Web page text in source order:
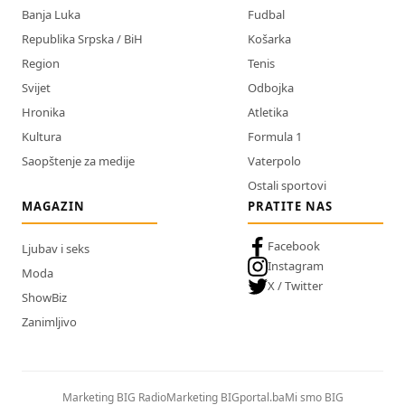
Banja Luka
Republika Srpska / BiH
Region
Svijet
Hronika
Kultura
Saopštenje za medije
Fudbal
Košarka
Tenis
Odbojka
Atletika
Formula 1
Vaterpolo
Ostali sportovi
MAGAZIN
Ljubav i seks
Moda
ShowBiz
Zanimljivo
PRATITE NAS
Facebook
Instagram
X / Twitter
Marketing BIG RadioMarketing BIGportal.baMi smo BIG